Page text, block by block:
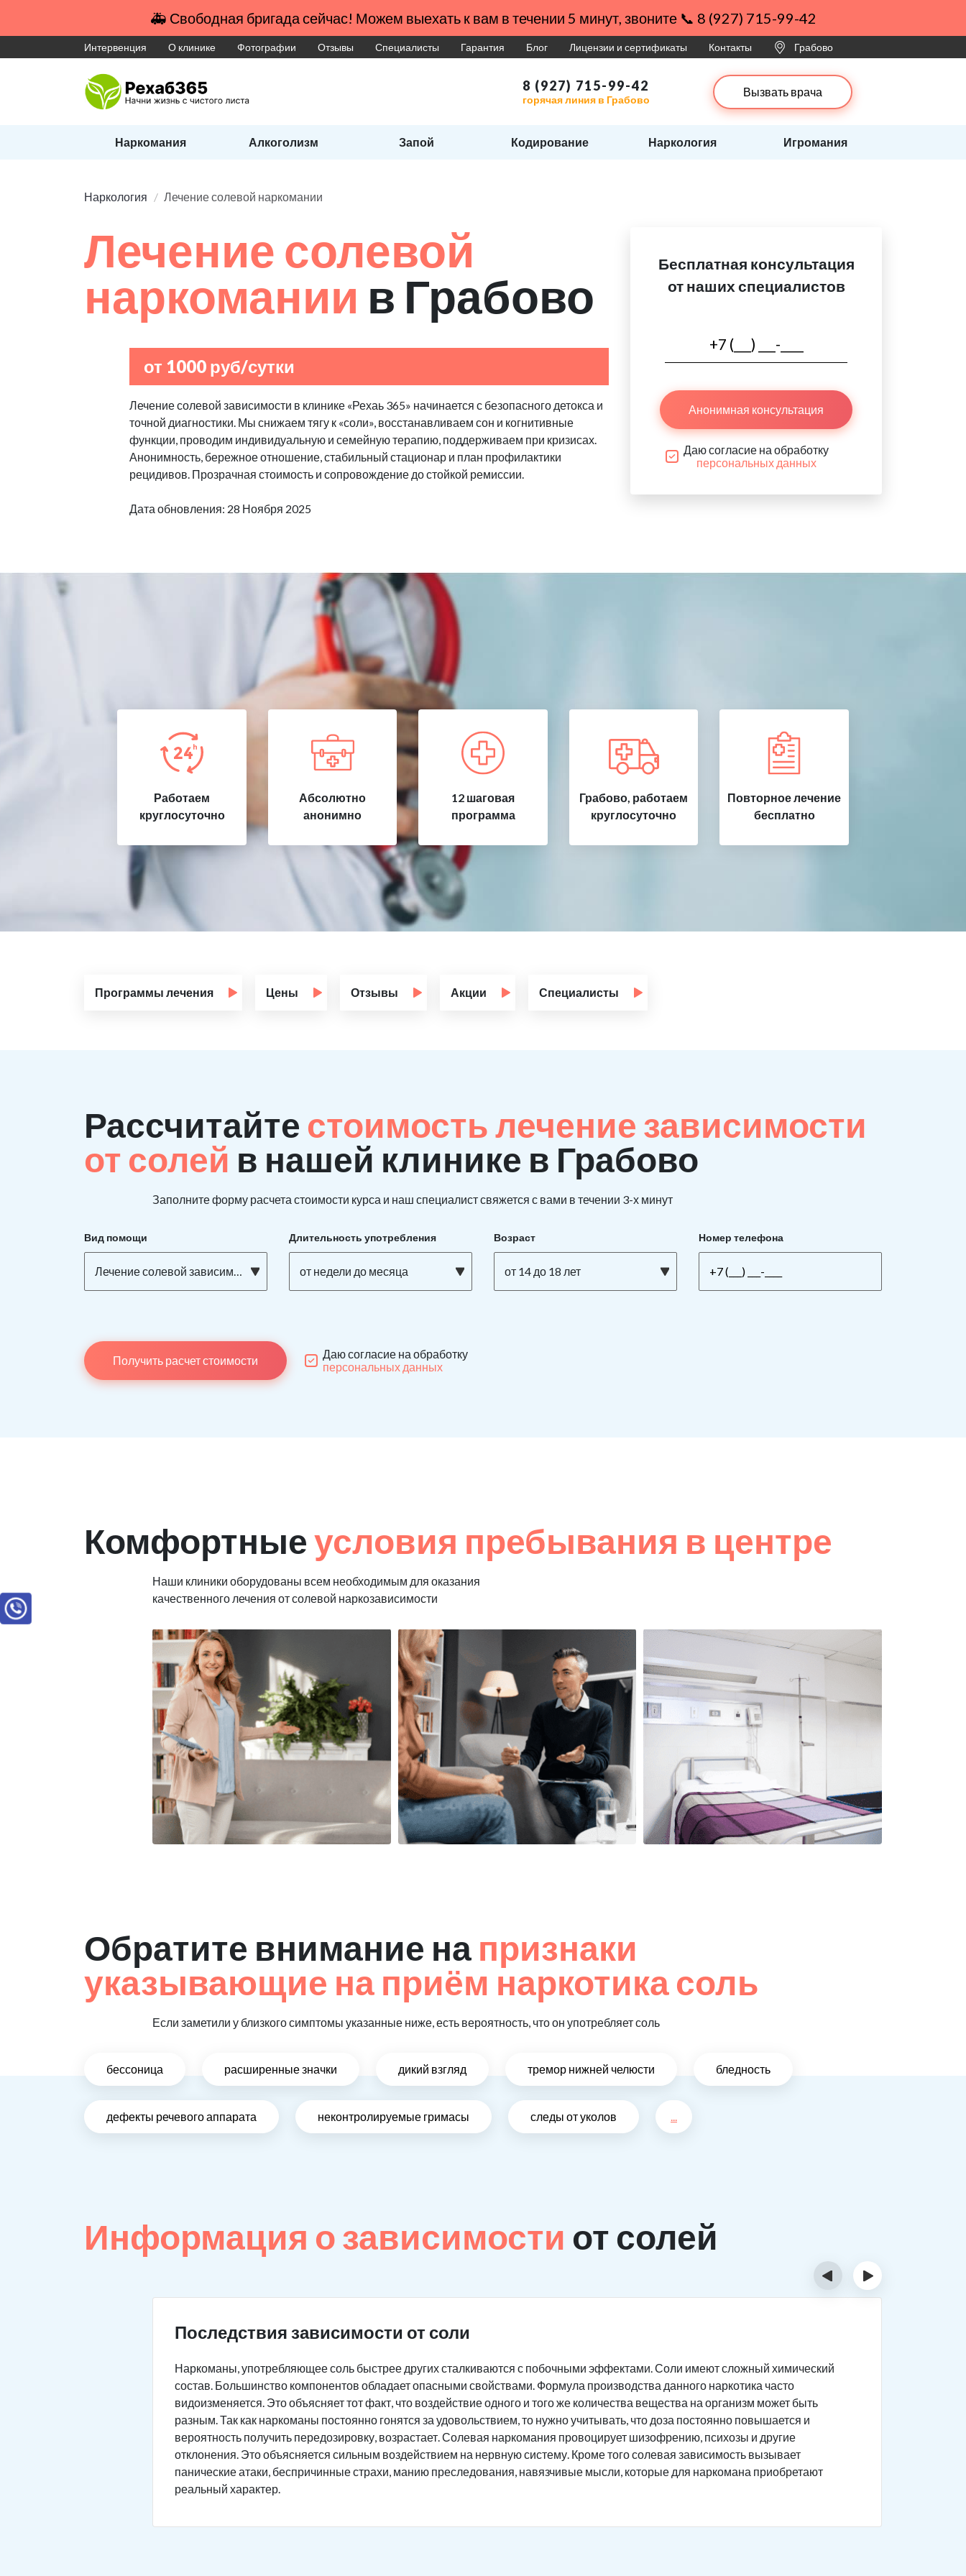
🚑 Свободная бригада сейчас! Можем выехать к вам в течении 5 минут, звоните 📞 8 (927) 715-99-42
Интервенция О клинике Фотографии Отзывы Специалисты Гарантия Блог Лицензии и сертификаты Контакты Грабово
8 (927) 715-99-42
горячая линия в Грабово
Вызвать врача
Наркомания Алкоголизм Запой Кодирование Наркология Игромания
Наркология Лечение солевой наркомании
Лечение солевой
наркомании в Грабово
от 1000 руб/сутки
Лечение солевой зависимости в клинике «Рехаь 365» начинается с безопасного детокса и
точной диагностики. Мы снижаем тягу к «соли», восстанавливаем сон и когнитивные
функции, проводим индивидуальную и семейную терапию, поддерживаем при кризисах.
Анонимность, бережное отношение, стабильный стационар и план профилактики
рецидивов. Прозрачная стоимость и сопровождение до стойкой ремиссии.
Дата обновления: 28 Ноября 2025
Бесплатная консультация
от наших специалистов
Анонимная консультация
Даю согласие на обработку
персональных данных
Работаем
круглосуточно
Абсолютно
анонимно
12 шаговая
программа
Грабово, работаем
круглосуточно
Повторное лечение
бесплатно
Программы лечения Цены Отзывы Акции Специалисты
Рассчитайте стоимость лечение зависимости
от солей в нашей клинике в Грабово
Заполните форму расчета стоимости курса и наш специалист свяжется с вами в течении 3-х минут
Вид помощи
Лечение солевой зависимости
Длительность употребления
от недели до месяца
Возраст
от 14 до 18 лет
Номер телефона
Получить расчет стоимости
Даю согласие на обработку
персональных данных
Комфортныеусловия пребывания в центре
Наши клиники оборудованы всем необходимым для оказания
качественного лечения от солевой наркозависимости
Обратите внимание на признаки
указывающие на приём наркотика соль
Если заметили у близкого симптомы указанные ниже, есть вероятность, что он употребляет соль
бессоница расширенные значки дикий взгляд тремор нижней челюсти бледность
дефекты речевого аппарата неконтролируемые гримасы следы от уколов ...
Информация о зависимости от солей
Последствия зависимости от соли
Наркоманы, употребляющее соль быстрее других сталкиваются с побочными эффектами. Соли имеют сложный химический
состав. Большинство компонентов обладает опасными свойствами. Формула производства данного наркотика часто
видоизменяется. Это объясняет тот факт, что воздействие одного и того же количества вещества на организм может быть
разным. Так как наркоманы постоянно гонятся за удовольствием, то нужно учитывать, что доза постоянно повышается и
вероятность получить передозировку, возрастает. Солевая наркомания провоцирует шизофрению, психозы и другие
отклонения. Это объясняется сильным воздействием на нервную систему. Кроме того солевая зависимость вызывает
панические атаки, беспричинные страхи, манию преследования, навязчивые мысли, которые для наркомана приобретают
реальный характер.
‹ ›